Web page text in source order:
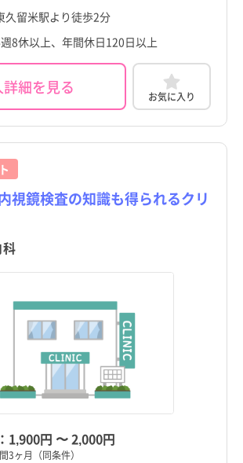
久留米駅より徒歩2分
8休以上、年間休日120日以上
詳細を見る お気に入り
視鏡検査の知識も得られるクリ
1,900円 〜2,000円
3ヶ月（同条件）